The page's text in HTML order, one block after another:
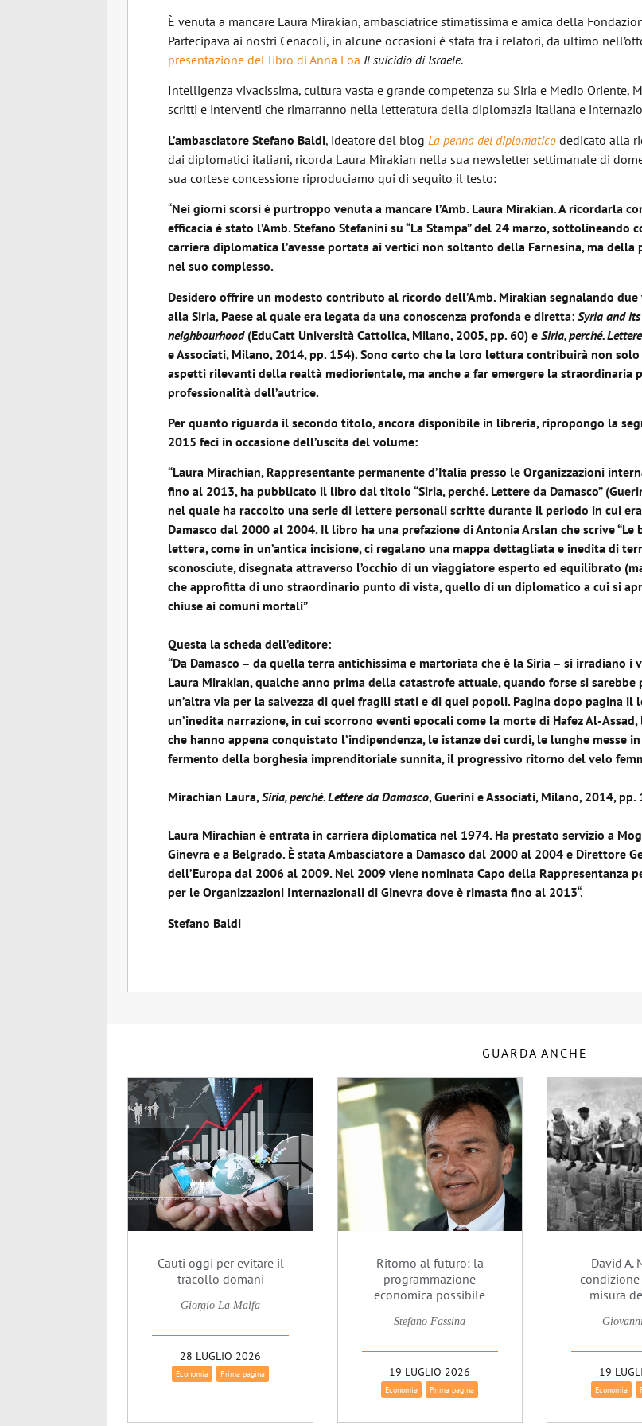
È venuta a mancare Laura Mirakian, ambasciatrice stimatissima e amica della
Partecipava ai nostri Cenacoli, in alcune occasioni è stata fra i relatori, da ultimo
presentazione del libro di Anna Foa Il suicidio di Israele.
Intelligenza vivacissima, cultura vasta e grande competenza su Siria e Medio Oriente,
scritti e interventi che rimarranno nella letteratura della diplomazia italiana e
L’ambasciatore Stefano Baldi, ideatore del blog La penna del diplomatico dedicato alla
dai diplomatici italiani, ricorda Laura Mirakian nella sua newsletter settimanale di
sua cortese concessione riproduciamo qui di seguito il testo:
“Nei giorni scorsi è purtroppo venuta a mancare l’Amb. Laura Mirakian. A ricordarla
efficacia è stato l’Amb. Stefano Stefanini su “La Stampa” del 24 marzo, sottolineando
carriera diplomatica l’avesse portata ai vertici non soltanto della Farnesina, ma
nel suo complesso.
Desidero offrire un modesto contributo al ricordo dell’Amb. Mirakian segnalando
alla Siria, Paese al quale era legata da una conoscenza profonda e diretta:Syria and its
neighbourhood(EduCatt Università Cattolica, Milano, 2005, pp. 60) eSiria, perché.
e Associati, Milano, 2014, pp. 154). Sono certo che la loro lettura contribuirà non
aspetti rilevanti della realtà mediorientale, ma anche a far emergere la straordinaria
professionalità dell’autrice.
Per quanto riguarda il secondo titolo, ancora disponibile in libreria, ripropongo la
2015 feci in occasione dell’uscita del volume:
“Laura Mirachian, Rappresentante permanente d’Italia presso le Organizzazioni
fino al 2013, ha pubblicato il libro dal titolo “Siria, perché. Lettere da Damasco”
nel quale ha raccolto una serie di lettere personali scritte durante il periodo in cui
Damasco dal 2000 al 2004. Il libro ha una prefazione di Antonia Arslan che scrive “Le
lettera, come in un’antica incisione, ci regalano una mappa dettagliata e inedita di
sconosciute, disegnata attraverso l’occhio di un viaggiatore esperto ed equilibrato
che approfitta di uno straordinario punto di vista, quello di un diplomatico a cui si
chiuse ai comuni mortali”
Questa la scheda dell’editore:
“Da Damasco – da quella terra antichissima e martoriata che è la Siria – si irradiano i
Laura Mirakian, qualche anno prima della catastrofe attuale, quando forse si sarebbe
un’altra via per la salvezza di quei fragili stati e di quei popoli. Pagina dopo pagina il
un’inedita narrazione, in cui scorrono eventi epocali come la morte di Hafez Al-
che hanno appena conquistato l’indipendenza, le istanze dei curdi, le lunghe messe
fermento della borghesia imprenditoriale sunnita, il progressivo ritorno del velo
Mirachian Laura,Siria, perché. Lettere da Damasco, Guerini e Associati, Milano, 2014, pp.
Laura Mirachian è entrata in carriera diplomatica nel 1974. Ha prestato servizio a
Ginevra e a Belgrado. È stata Ambasciatore a Damasco dal 2000 al 2004 e Direttore
dell’Europa dal 2006 al 2009. Nel 2009 viene nominata Capo della Rappresentanza
per le Organizzazioni Internazionali di Ginevra dove è rimasta fino al 2013“.
Stefano Baldi
GUARDA ANCHE
Cauti oggi per evitare il
tracollo domani
Giorgio La Malfa
28 LUGLIO 2026
Economia Prima pagina
Ritorno al futuro: la
programmazione
economica possibile
Stefano Fassina
19 LUGLIO 2026
Economia Prima pagina
David A.
misura
19
Economia